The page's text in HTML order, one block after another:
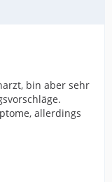
bin aber sehr
allerdings